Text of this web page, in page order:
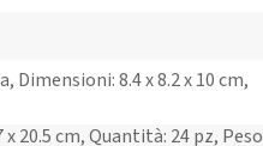
8.4 x 8.2 x 10 cm,
20.5 cm, Quantità: 24 pz, Peso